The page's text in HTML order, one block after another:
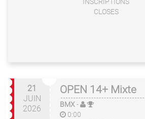
CLOSES
21
JUIN
2026
OPEN 14+ Mixte
BMX-
0:00